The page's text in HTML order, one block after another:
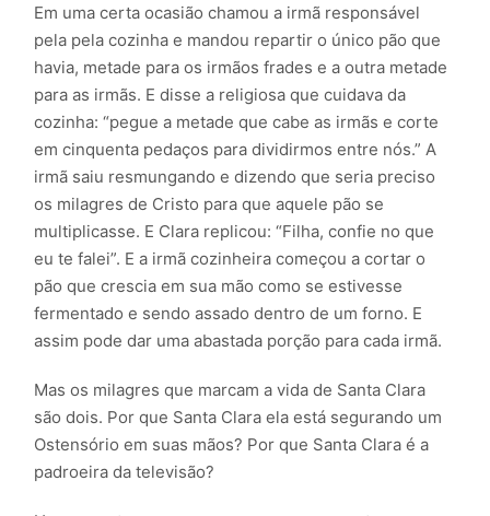
Em uma certa ocasião chamou a irmã responsável
pela pela cozinha e mandou repartir o único pão que
havia, metade para os irmãos frades e a outra metade
para as irmãs. E disse a religiosa que cuidava da
cozinha: “pegue a metade que cabe as irmãs e corte
em cinquenta pedaços para dividirmos entre nós.” A
irmã saiu resmungando e dizendo que seria preciso
os milagres de Cristo para que aquele pão se
multiplicasse. E Clara replicou: “Filha, confie no que
eu te falei”. E a irmã cozinheira começou a cortar o
pão que crescia em sua mão como se estivesse
fermentado e sendo assado dentro de um forno. E
assim pode dar uma abastada porção para cada irmã.
Mas os milagres que marcam a vida de Santa Clara
são dois. Por que Santa Clara ela está segurando um
Ostensório em suas mãos? Por que Santa Clara é a
padroeira da televisão?